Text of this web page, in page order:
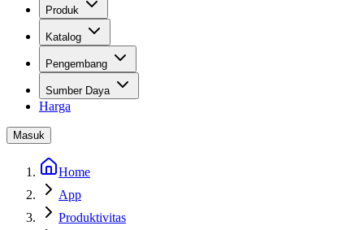
Produk
Katalog
Pengembang
Sumber Daya
Harga
Masuk
Home
App
Produktivitas